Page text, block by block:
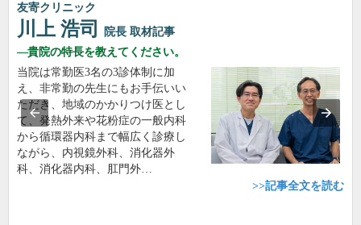
友寄クリニック
川上 浩司 院長 取材記事
貴院の特長を教えてください。
当院は常勤医3名の3診体制に加
え、非常勤の先生にもお手伝いい
ただき、地域のかかりつけ医とし
て、発熱外来や花粉症の一般内科
から循環器内科まで幅広く診療し
ながら、内視鏡外科、消化器外
科、消化器内科、肛門外…
>>記事全文を読む